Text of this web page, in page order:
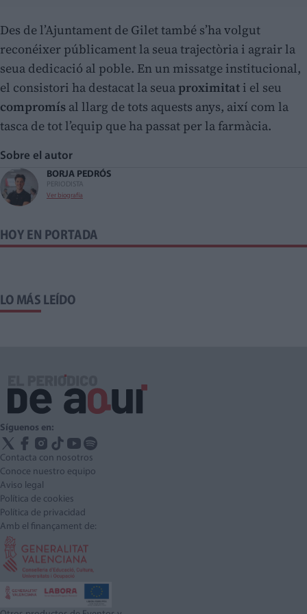
Des de l’Ajuntament de Gilet també s’ha volgut
reconéixer públicament la seua trajectòria i agrair la
seua dedicació al poble. En un missatge institucional,
el consistori ha destacat la seuaproximitat i el seu
compromís al llarg de tots aquests anys, així com la
tasca de tot l’equip que ha passat per la farmàcia.
Sobre el autor
BORJA PEDRÓS
PERIODISTA
Ver biografía
HOY EN PORTADA
LO MÁS LEÍDO
Síguenos en:
Contacta con nosotros
Conoce nuestro equipo
Aviso legal
Política de cookies
Política de privacidad
Amb el finançament de: